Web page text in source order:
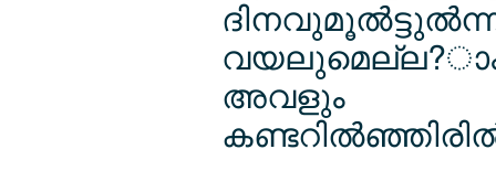
അവളും